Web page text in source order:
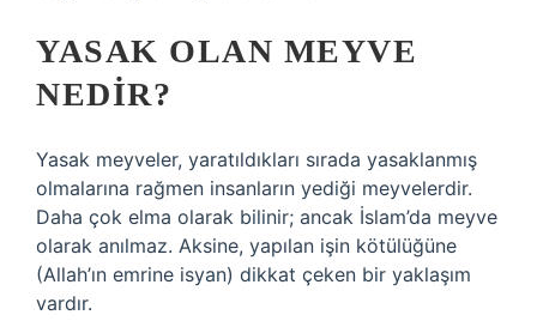
YASAK OLAN MEYVE
NEDIR?
Yasak meyveler, yaratıldıkları sırada yasaklanmış
olmalarına rağmen insanların yediği meyvelerdir.
Daha çok elma olarak bilinir; ancak İslam’da meyve
olarak anılmaz. Aksine, yapılan işin kötülüğüne
(Allah’ın emrine isyan) dikkat çeken bir yaklaşım
vardır.